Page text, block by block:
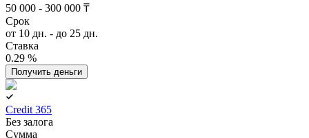
50 000 - 300 000 ₸
Срок
от 10 дн. - до 25 дн.
Ставка
0.29 %
Получить деньги
Credit 365
Без залога
Сумма